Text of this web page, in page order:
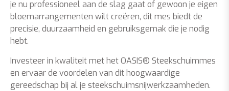
je nu professioneel aan de slag gaat of gewoon je eigen
bloemarrangementen wilt creëren, dit mes biedt de
precisie, duurzaamheid en gebruiksgemak die je nodig
hebt.
Investeer in kwaliteit met het OASIS® Steekschuimmes
en ervaar de voordelen van dit hoogwaardige
gereedschap bij al je steekschuimsnijwerkzaamheden.